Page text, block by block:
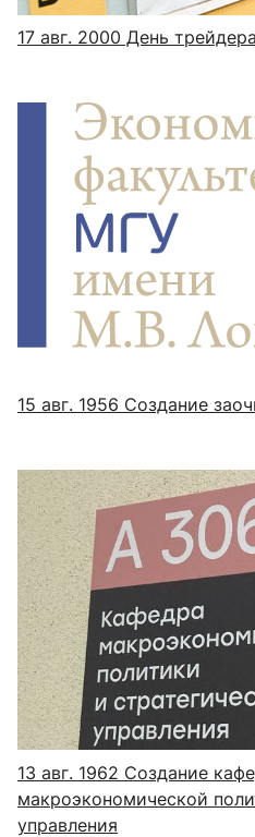
17 авг. 2000 День трейдера
15 авг. 1956 Создание
13 авг. 1962 Создание
макроэкономической
управления